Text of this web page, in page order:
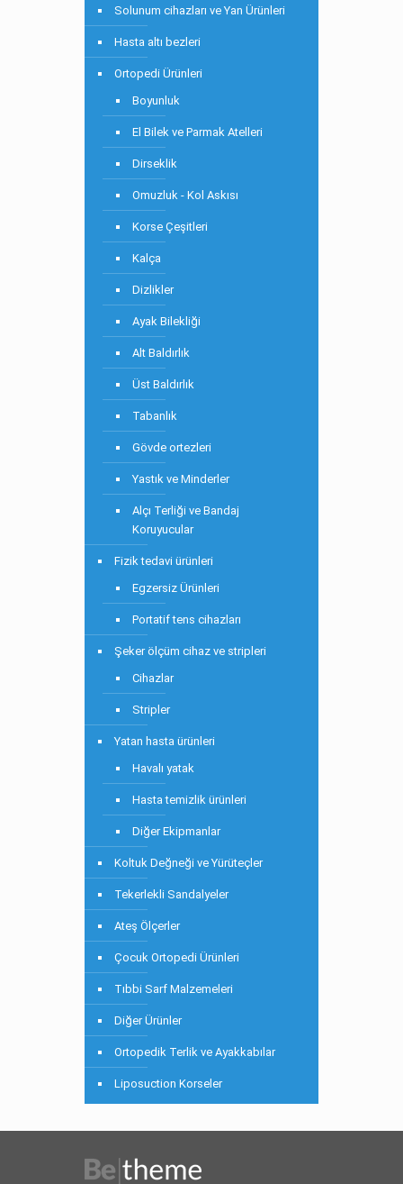
Solunum cihazları ve Yan Ürünleri
Hasta altı bezleri
Ortopedi Ürünleri
Boyunluk
El Bilek ve Parmak Atelleri
Dirseklik
Omuzluk - Kol Askısı
Korse Çeşitleri
Kalça
Dizlikler
Ayak Bilekliği
Alt Baldırlık
Üst Baldırlık
Tabanlık
Gövde ortezleri
Yastık ve Minderler
Alçı Terliği ve Bandaj
Koruyucular
Fizik tedavi ürünleri
Egzersiz Ürünleri
Portatif tens cihazları
Şeker ölçüm cihaz ve stripleri
Cihazlar
Stripler
Yatan hasta ürünleri
Havalı yatak
Hasta temizlik ürünleri
Diğer Ekipmanlar
Koltuk Değneği ve Yürüteçler
Tekerlekli Sandalyeler
Ateş Ölçerler
Çocuk Ortopedi Ürünleri
Tıbbi Sarf Malzemeleri
Diğer Ürünler
Ortopedik Terlik ve Ayakkabılar
Liposuction Korseler